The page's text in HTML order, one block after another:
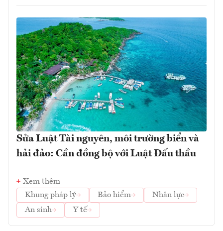
Sửa Luật Tài nguyên, môi trường biển và
hải đảo: Cần đồng bộ với Luật Đấu thầu
Xem thêm
Khung pháp lý
Bảo hiểm
Nhân lực
An sinh
Y tế